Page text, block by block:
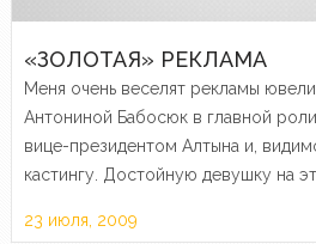
«ЗОЛОТАЯ» РЕКЛАМА
Меня очень веселят рекламы
Антониной Бабосюк в главной
вице-президентом Алтына и,
кастингу. Достойную девушку на
без…
23 июля, 2009